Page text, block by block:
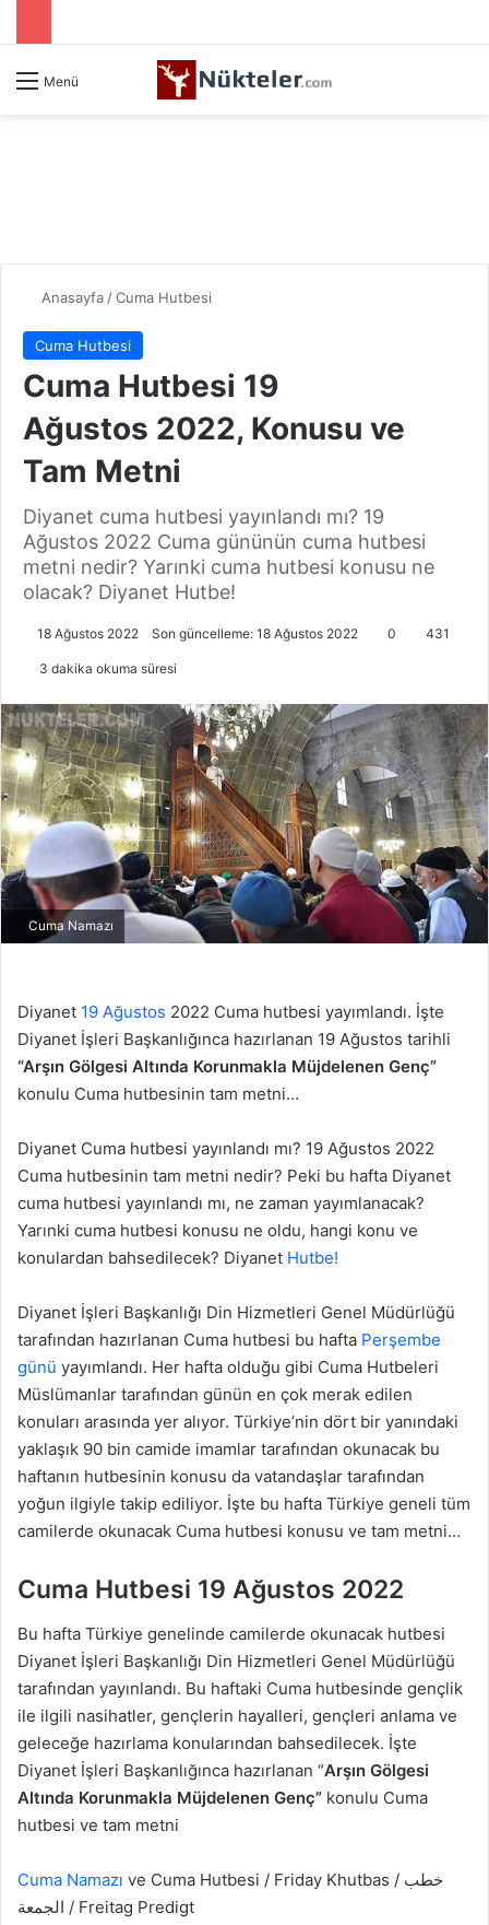
Menü
Anasayfa /Cuma Hutbesi
Cuma Hutbesi
Cuma Hutbesi 19
Ağustos 2022, Konusu ve
Tam Metni
Diyanet cuma hutbesi yayınlandı mı? 19
Ağustos 2022 Cuma gününün cuma hutbesi
metni nedir? Yarınki cuma hutbesi konusu ne
olacak? Diyanet Hutbe!
18 Ağustos 2022 Son güncelleme: 18 Ağustos 2022 0 431
3 dakika okuma süresi
Cuma Namazı
Diyanet 19 Ağustos 2022 Cuma hutbesi yayımlandı. İşte
Diyanet İşleri Başkanlığınca hazırlanan 19 Ağustos tarihli
“Arşın Gölgesi Altında Korunmakla Müjdelenen Genç”
konulu Cuma hutbesinin tam metni…
Diyanet Cuma hutbesi yayınlandı mı? 19 Ağustos 2022
Cuma hutbesinin tam metni nedir? Peki bu hafta Diyanet
cuma hutbesi yayınlandı mı, ne zaman yayımlanacak?
Yarınki cuma hutbesi konusu ne oldu, hangi konu ve
konulardan bahsedilecek? Diyanet Hutbe!
Diyanet İşleri Başkanlığı Din Hizmetleri Genel Müdürlüğü
tarafından hazırlanan Cuma hutbesi bu hafta Perşembe
günü yayımlandı. Her hafta olduğu gibi Cuma Hutbeleri
Müslümanlar tarafından günün en çok merak edilen
konuları arasında yer alıyor. Türkiye’nin dört bir yanındaki
yaklaşık 90 bin camide imamlar tarafından okunacak bu
haftanın hutbesinin konusu da vatandaşlar tarafından
yoğun ilgiyle takip ediliyor. İşte bu hafta Türkiye geneli tüm
camilerde okunacak Cuma hutbesi konusu ve tam metni…
Cuma Hutbesi 19 Ağustos 2022
Bu hafta Türkiye genelinde camilerde okunacak hutbesi
Diyanet İşleri Başkanlığı Din Hizmetleri Genel Müdürlüğü
tarafından yayınlandı. Bu haftaki Cuma hutbesinde gençlik
ile ilgili nasihatler, gençlerin hayalleri, gençleri anlama ve
geleceğe hazırlama konularından bahsedilecek. İşte
Diyanet İşleri Başkanlığınca hazırlanan “Arşın Gölgesi
Altında Korunmakla Müjdelenen Genç” konulu Cuma
hutbesi ve tam metni
Cuma Namazı ve Cuma Hutbesi / Friday Khutbas / خطب
الجمعة​​​​​​​​​​ / Freitag Predigt